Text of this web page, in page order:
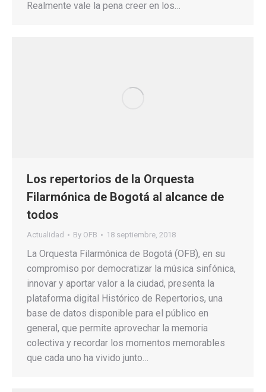
Realmente vale la pena creer en los…
Los repertorios de la Orquesta
Filarmónica de Bogotá al alcance de
todos
Actualidad By OFB 18 septiembre, 2018
La Orquesta Filarmónica de Bogotá (OFB), en su
compromiso por democratizar la música sinfónica,
innovar y aportar valor a la ciudad, presenta la
plataforma digital Histórico de Repertorios, una
base de datos disponible para el público en
general, que permite aprovechar la memoria
colectiva y recordar los momentos memorables
que cada uno ha vivido junto…